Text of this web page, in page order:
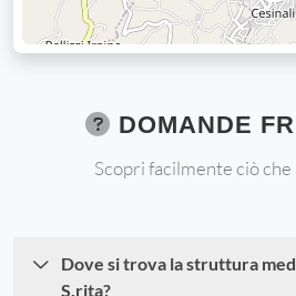
DOMANDE
Scopri facilmente ciò che
Dove si trova la struttura
S.rita?